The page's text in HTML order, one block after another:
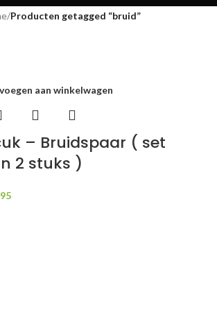
/Producten getagged “bruid”
aan winkelwagen
– Bruidspaar ( set
2 stuks )